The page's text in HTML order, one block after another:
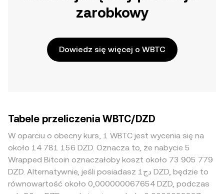
zarobkowy
Dowiedz się więcej o WBTC
Tabele przeliczenia WBTC/DZD
W oparciu o obecny kurs, 1 WBTC jest wycenia się na
około 14 781 156 DZD. Oznacza to, że nabycie 5
Wrapped Bitcoin oznaczałoby koszt około 73 905 779
DZD. Alternatywnie, jeśli posiadasz دج1 DZD, będzie to
równowartość około 0,000000067654 DZD, podczas